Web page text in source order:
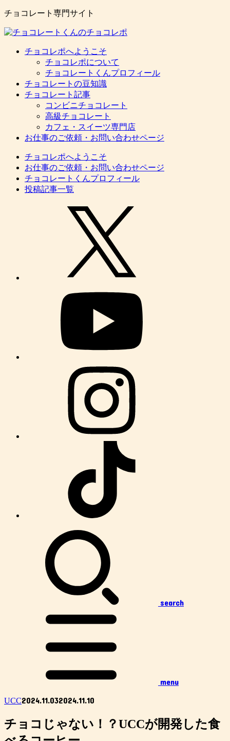
チョコレート専門サイト
チョコレポへようこそ
チョコレポについて
チョコレートくんプロフィール
チョコレートの豆知識
チョコレート記事
コンビニチョコレート
高級チョコレート
カフェ・スイーツ専門店
お仕事のご依頼・お問い合わせページ
チョコレポへようこそ
お仕事のご依頼・お問い合わせページ
チョコレートくんプロフィール
投稿記事一覧
search
menu
UCC2024.11.032024.11.10
チョコじゃない！？UCCが開発した食